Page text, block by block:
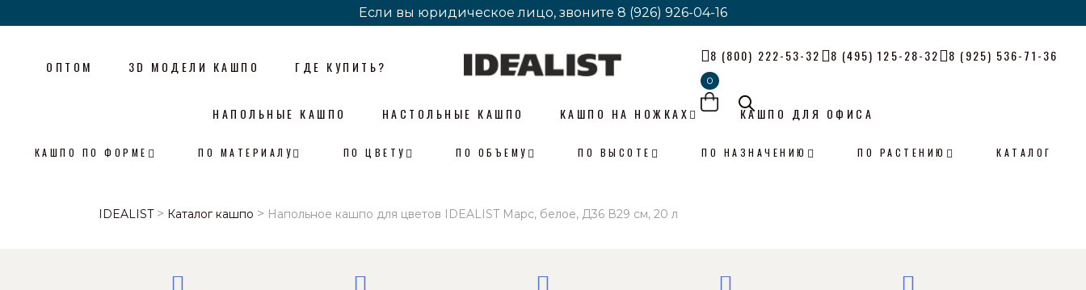
Если вы юридическое лицо, звоните 8 (926) 926-04-16
Если вы юридическое лицо, звоните 8 (926) 926-04-16
ОПТОМ 3D МОДЕЛИ КАШПО ГДЕ КУПИТЬ?
8 (800) 222-53-32 8 (495) 125-28-32 8 (925) 536-71-36
0
НАПОЛЬНЫЕ КАШПО НАСТОЛЬНЫЕ КАШПО КАШПО НА НОЖКАХ КАШПО ДЛЯ ОФИСА
КАШПО ПО ФОРМЕ ПО МАТЕРИАЛУ ПО ЦВЕТУ ПО ОБЪЕМУ ПО ВЫСОТЕ ПО НАЗНАЧЕНИЮ ПО РАСТЕНИЮ КАТАЛОГ
IDEALIST> Каталог кашпо > Напольное кашпо для цветов IDEALIST Марс, белое, Д36 В29 см, 20 л